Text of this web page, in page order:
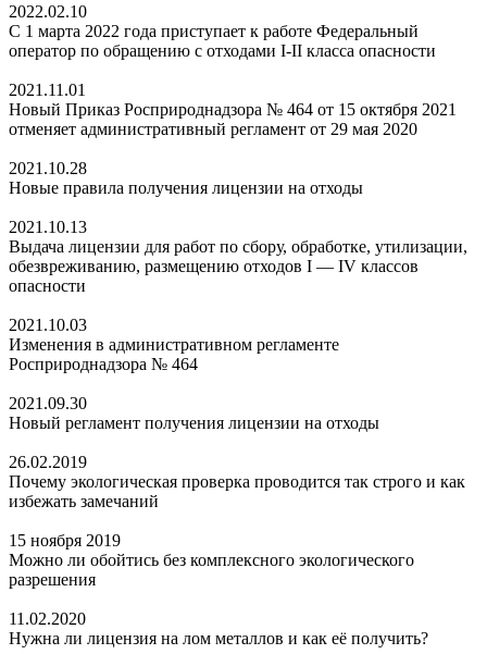
2022.02.10
С 1 марта 2022 года приступает к работе Федеральный
оператор по обращению с отходами I-II класса опасности
2021.11.01
Новый Приказ Росприроднадзора № 464 от 15 октября 2021
отменяет административный регламент от 29 мая 2020
2021.10.28
Новые правила получения лицензии на отходы
2021.10.13
Выдача лицензии для работ по сбору, обработке, утилизации,
обезвреживанию, размещению отходов I — IV классов
опасности
2021.10.03
Изменения в административном регламенте
Росприроднадзора № 464
2021.09.30
Новый регламент получения лицензии на отходы
26.02.2019
Почему экологическая проверка проводится так строго и как
избежать замечаний
15 ноября 2019
Можно ли обойтись без комплексного экологического
разрешения
11.02.2020
Нужна ли лицензия на лом металлов и как её получить?